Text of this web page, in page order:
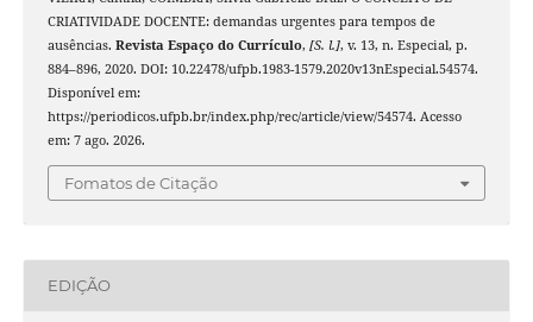
CRIATIVIDADE DOCENTE: demandas urgentes para tempos de
ausências. Revista Espaço do Currículo, [S. l.], v. 13, n. Especial, p.
884–896, 2020. DOI: 10.22478/ufpb.1983-1579.2020v13nEspecial.54574.
Disponível em:
https://periodicos.ufpb.br/index.php/rec/article/view/54574. Acesso
em: 7 ago. 2026.
Fomatos de Citação
EDIÇÃO